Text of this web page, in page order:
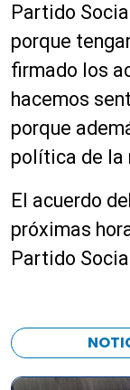
Partido
porque
firmado los
hacemos
porque
política de la
El acuerdo
próximas
Partido